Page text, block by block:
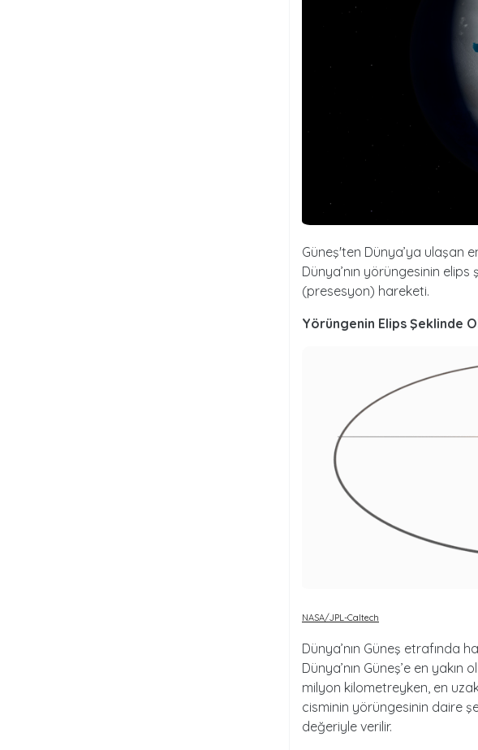
Güneş'ten Dünya’ya ulaşan
Dünya’nın yörüngesinin elips
(presesyon) hareketi.
Yörüngenin Elips Şeklinde
NASA/JPL-Caltech
Dünya’nın Güneş etrafında
Dünya’nın Güneş’e en yakın
milyon kilometreyken, en
cisminin yörüngesinin daire
değeriyle verilir.